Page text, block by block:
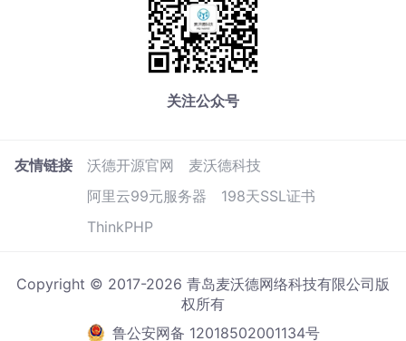
关注公众号
友情链接 沃德开源官网
麦沃德科技
阿里云99元服务器
198天SSL证书
ThinkPHP
Copyright © 2017-2026 青岛麦沃德网络科技有限公司版
权所有
鲁公安网备 12018502001134号